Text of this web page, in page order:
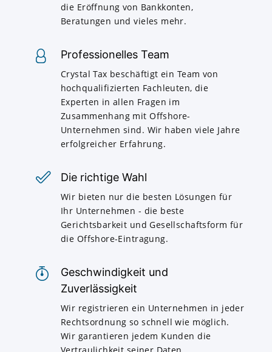
die Eröffnung von Bankkonten,
Beratungen und vieles mehr.
Professionelles Team
Crystal Tax beschäftigt ein Team von
hochqualifizierten Fachleuten, die
Experten in allen Fragen im
Zusammenhang mit Offshore-
Unternehmen sind. Wir haben viele Jahre
erfolgreicher Erfahrung.
Die richtige Wahl
Wir bieten nur die besten Lösungen für
Ihr Unternehmen - die beste
Gerichtsbarkeit und Gesellschaftsform für
die Offshore-Eintragung.
Geschwindigkeit und
Zuverlässigkeit
Wir registrieren ein Unternehmen in jeder
Rechtsordnung so schnell wie möglich.
Wir garantieren jedem Kunden die